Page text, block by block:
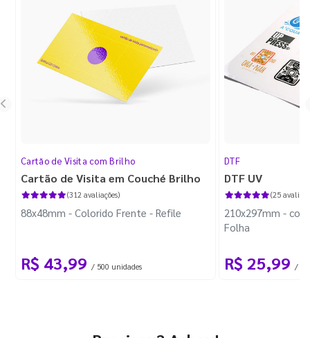
Cartão de Visita com Brilho
Cartão de Visita em Couché Brilho
(312 avaliações)
88x48mm - Colorido Frente - Refile
R$ 43,99 / 500 unidades
DTF
DTF UV
(25
210x297mm -
Folha
R$ 25,99 / 1